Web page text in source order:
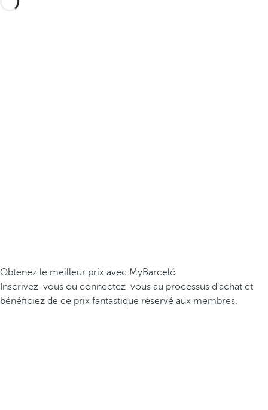
Obtenez le meilleur prix avec MyBarceló
Inscrivez-vous ou connectez-vous au processus d’achat et
bénéficiez de ce prix fantastique réservé aux membres.